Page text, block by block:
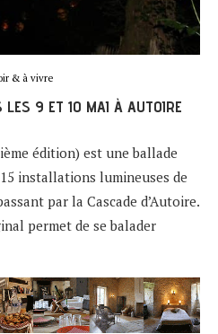
& à vivre
LES 9 ET 10 MAI À AUTOIRE
édition) est une ballade
installations lumineuses de
par la Cascade d’Autoire.
permet de se balader